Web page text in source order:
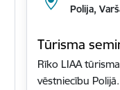
Polija,
Tūrisma
Rīko LIAA
vēstniecību